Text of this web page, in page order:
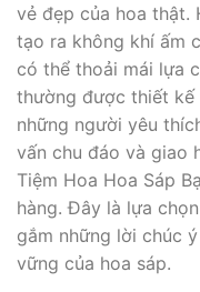
vẻ đẹp của hoa thật.
tạo ra không khí ấm
có thể thoải mái lựa
thường được thiết kế
những người yêu
vấn chu đáo và giao
Tiệm Hoa Hoa Sáp
hàng. Đây là lựa
gắm những lời chúc
vững của hoa sáp.